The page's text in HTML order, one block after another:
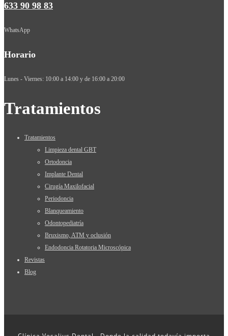
633 90 98 83
WhatsApp
Horario
Lunes - Viernes: 10:00 a 14:00 y de 16:00 a 20:00
Tratamientos
Tratamientos
Limpieza dental GBT
Ortodoncia
Implante Dental
Cirugía Maxilofacial
Periodoncia
Blanqueamiento
Odontopediatría
Bruxismo, ATM y oclusión
Endodoncia Rotatoria Microscópica
Revistas
Blog